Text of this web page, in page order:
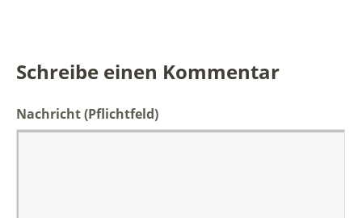
Schreibe einen Kommentar
Nachricht(Pflichtfeld)